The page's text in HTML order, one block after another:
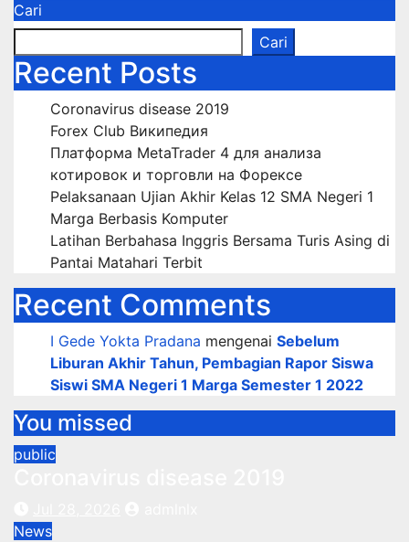
Cari
Cari
Recent Posts
Coronavirus disease 2019
Forex Club Википедия
Платформа MetaTrader 4 для анализа
котировок и торговли на Форексе
Pelaksanaan Ujian Akhir Kelas 12 SMA Negeri 1
Marga Berbasis Komputer
Latihan Berbahasa Inggris Bersama Turis Asing di
Pantai Matahari Terbit
Recent Comments
I Gede Yokta Pradana mengenai Sebelum
Liburan Akhir Tahun, Pembagian Rapor Siswa
Siswi SMA Negeri 1 Marga Semester 1 2022
You missed
public
News